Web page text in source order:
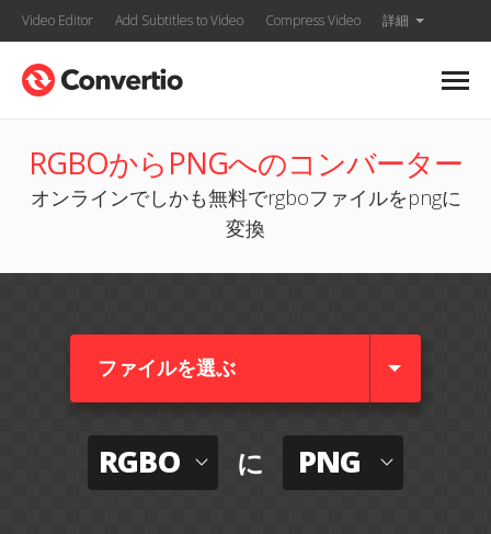
Video Editor Add Subtitles to Video Compress Video 詳細
RGBOからPNGへのコンバーター
オンラインでしかも無料でrgboファイルをpngに
変換
ファイルを選ぶ
RGBO に PNG